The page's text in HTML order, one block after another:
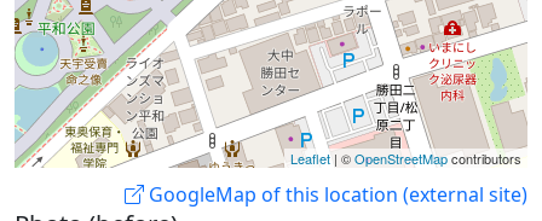
Leaflet| ©OpenStreetMapcontributors
GoogleMap of this location (external site)